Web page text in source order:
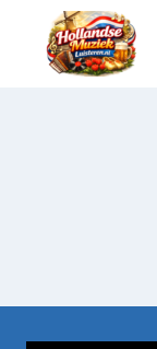
Doorgaan
inhoud